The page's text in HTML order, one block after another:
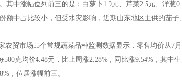
其中涨幅位列前三的是：白萝卜1.9元、芹菜2.5元、洋葱
额中占比较小，但受水灾影响，近期山东地区主供的茄
贸市场55个常规蔬菜品种监测数据显示，零售均价从7月
500克均价4.48元，比上周涨2.28%，同比涨9.54%，其中
，位居涨幅前三。